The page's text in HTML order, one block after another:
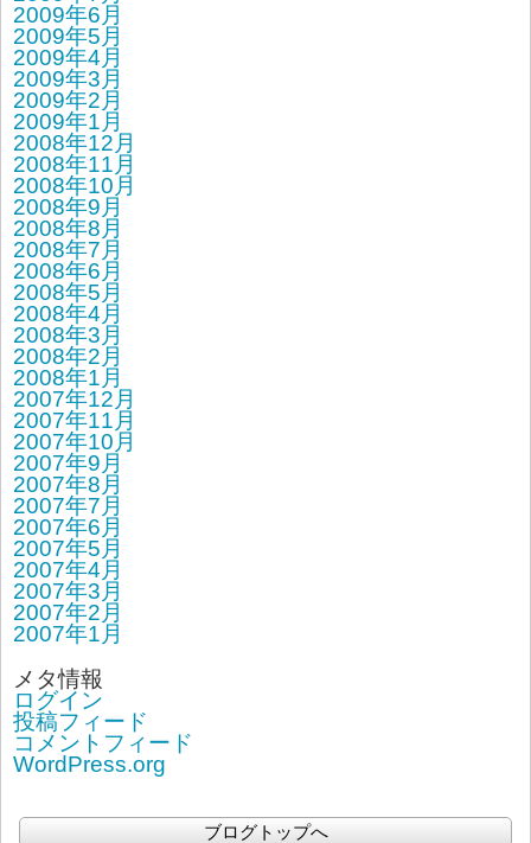
2009年6月
2009年5月
2009年4月
2009年3月
2009年2月
2009年1月
2008年12月
2008年11月
2008年10月
2008年9月
2008年8月
2008年7月
2008年6月
2008年5月
2008年4月
2008年3月
2008年2月
2008年1月
2007年12月
2007年11月
2007年10月
2007年9月
2007年8月
2007年7月
2007年6月
2007年5月
2007年4月
2007年3月
2007年2月
2007年1月
メタ情報
ログイン
投稿フィード
コメントフィード
WordPress.org
ブログトップへ